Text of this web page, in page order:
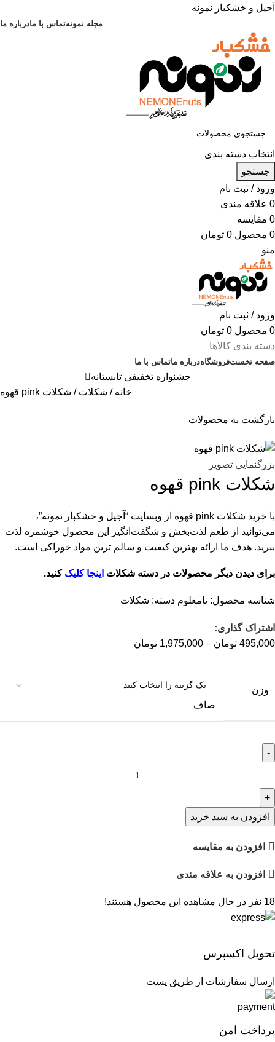
آجیل و خشکبار نمونه
مجله نمونهتماس با مادرباره ما
انتخاب دسته بندی
جستجو
ورود / ثبت نام
0 علاقه مندی
0 مقایسه
0 محصول 0 تومان
منو
ورود / ثبت نام
0 محصول 0 تومان
دسته بندی کالاها
صفحه نخستفروشگاهدرباره ماتماس با ما
جشنواره تخفیفی تابستانه
خانه شکلات شکلات pink قهوه
بازگشت به محصولات
بزرگنمایی تصویر
شکلات pink قهوه
با خرید شکلات pink قهوه از وبسایت “آجیل و خشکبار نمونه”،
می‌توانید از طعم لذت‌بخش و شگفت‌انگیز این محصول خوشمزه لذت
ببرید. هدف ما ارائه بهترین کیفیت و سالم ترین مواد خوراکی است.
برای دیدن دیگر محصولات در دسته شکلات اینجا کلیک کنید.
شناسه محصول: نامعلوم دسته: شکلات
اشتراک گذاری:
495,000 تومان –
1,975,000 تومان
وزن
صاف
افزودن به سبد خرید
افزودن به مقایسه
افزودن به علاقه مندی
18 نفر در حال مشاهده این محصول هستند!
تحویل اکسپرس
ارسال سفارشات از طریق پست
پرداخت امن